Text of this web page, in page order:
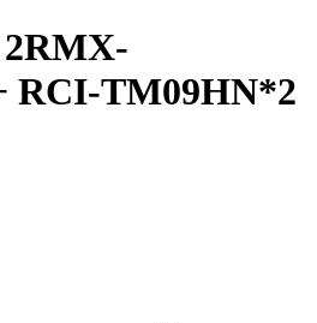
RCI-TM09HN*2